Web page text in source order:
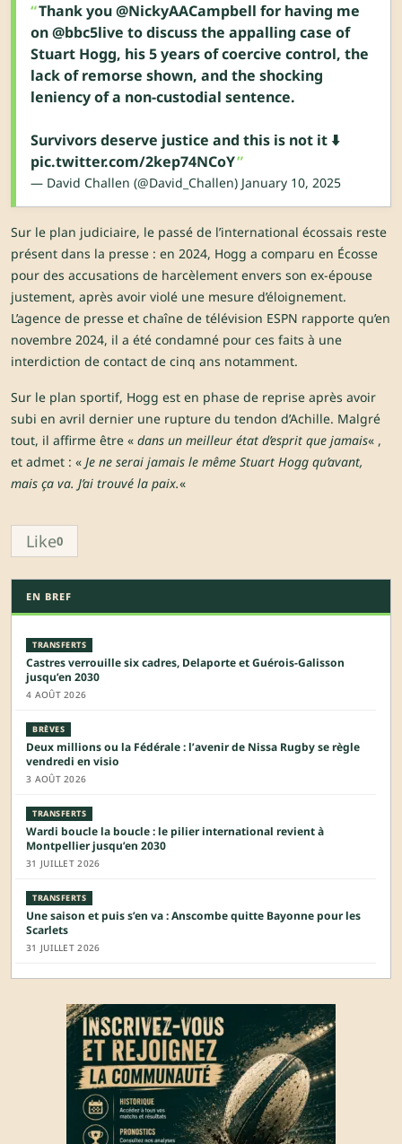
Thank you@NickyAACampbell for having me
on@bbc5live to discuss the appalling case of
Stuart Hogg, his 5 years of coercive control, the
lack of remorse shown, and the shocking
leniency of a non-custodial sentence.
Survivors deserve justice and this is not it ⬇️
pic.twitter.com/2kep74NCoY
— David Challen (@David_Challen) January 10, 2025
Sur le plan judiciaire, le passé de l’international écossais reste
présent dans la presse : en 2024, Hogg a comparu en Écosse
pour des accusations de harcèlement envers son ex-épouse
justement, après avoir violé une mesure d’éloignement.
L’agence de presse et chaîne de télévision ESPN rapporte qu’en
novembre 2024, il a été condamné pour ces faits à une
interdiction de contact de cinq ans notamment.
Sur le plan sportif, Hogg est en phase de reprise après avoir
subi en avril dernier une rupture du tendon d’Achille. Malgré
tout, il affirme être « dans un meilleur état d’esprit que jamais« ,
et admet : « Je ne serai jamais le même Stuart Hogg qu’avant,
mais ça va. J’ai trouvé la paix.«
Like0
EN BREF
TRANSFERTS
Castres verrouille six cadres, Delaporte et Guérois-Galisson
jusqu’en 2030
4 AOÛT 2026
BRÈVES
Deux millions ou la Fédérale : l’avenir de Nissa Rugby se règle
vendredi en visio
3 AOÛT 2026
TRANSFERTS
Wardi boucle la boucle : le pilier international revient à
Montpellier jusqu’en 2030
31 JUILLET 2026
TRANSFERTS
Une saison et puis s’en va : Anscombe quitte Bayonne pour les
Scarlets
31 JUILLET 2026